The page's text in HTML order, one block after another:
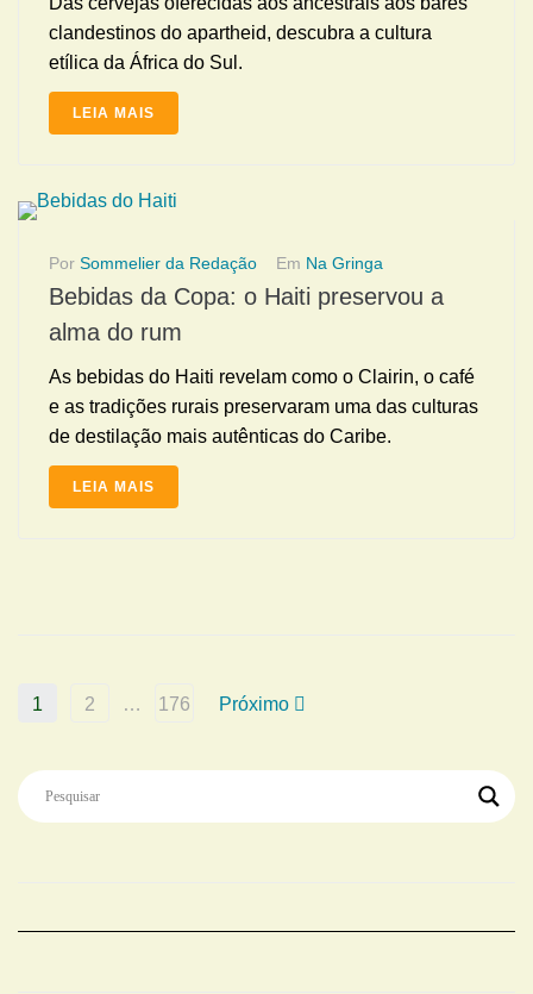
clandestinos do apartheid, descubra a cultura
etílica da África do Sul.
LEIA MAIS
Por Sommelier da Redação Em Na Gringa
Bebidas da Copa: o Haiti preservou a
alma do rum
As bebidas do Haiti revelam como o Clairin, o café
e as tradições rurais preservaram uma das culturas
de destilação mais autênticas do Caribe.
LEIA MAIS
1 2 … 176 Próximo